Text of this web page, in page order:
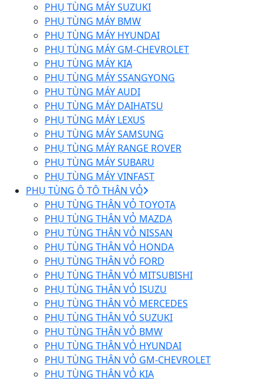
PHỤ TÙNG MÁY SUZUKI
PHỤ TÙNG MÁY BMW
PHỤ TÙNG MÁY HYUNDAI
PHỤ TÙNG MÁY GM-CHEVROLET
PHỤ TÙNG MÁY KIA
PHỤ TÙNG MÁY SSANGYONG
PHỤ TÙNG MÁY AUDI
PHỤ TÙNG MÁY DAIHATSU
PHỤ TÙNG MÁY LEXUS
PHỤ TÙNG MÁY SAMSUNG
PHỤ TÙNG MÁY RANGE ROVER
PHỤ TÙNG MÁY SUBARU
PHỤ TÙNG MÁY VINFAST
PHỤ TÙNG Ô TÔ THÂN VỎ
PHỤ TÙNG THÂN VỎ TOYOTA
PHỤ TÙNG THÂN VỎ MAZDA
PHỤ TÙNG THÂN VỎ NISSAN
PHỤ TÙNG THÂN VỎ HONDA
PHỤ TÙNG THÂN VỎ FORD
PHỤ TÙNG THÂN VỎ MITSUBISHI
PHỤ TÙNG THÂN VỎ ISUZU
PHỤ TÙNG THÂN VỎ MERCEDES
PHỤ TÙNG THÂN VỎ SUZUKI
PHỤ TÙNG THÂN VỎ BMW
PHỤ TÙNG THÂN VỎ HYUNDAI
PHỤ TÙNG THÂN VỎ GM-CHEVROLET
PHỤ TÙNG THÂN VỎ KIA